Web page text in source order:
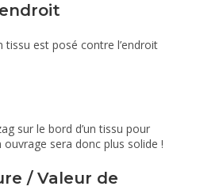
tissu est posé contre l’endroit
sur le bord d’un tissu pour
ouvrage sera donc plus solide !
/ Valeur de